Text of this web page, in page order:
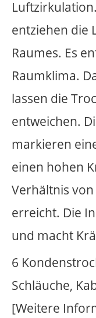
öffnet und schließt
Anlass. Beim
Umkleidehalle in
ehemaligen Hoesch
Schließen wieder
eine
akustisches
Stahltor, Motor,
Fingerprint 1,2007